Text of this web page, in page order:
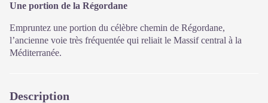
Une portion de la Régordane
Empruntez une portion du célèbre chemin de Régordane,
l’ancienne voie très fréquentée qui reliait le Massif central à la
Méditerranée.
Description